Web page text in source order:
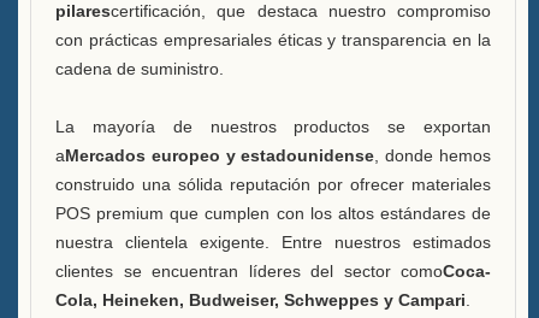
pilarescertificación, que destaca nuestro compromiso
con prácticas empresariales éticas y transparencia en la
cadena de suministro.
La mayoría de nuestros productos se exportan
aMercados europeo y estadounidense , donde hemos
construido una sólida reputación por ofrecer materiales
POS premium que cumplen con los altos estándares de
nuestra clientela exigente. Entre nuestros estimados
clientes se encuentran líderes del sector comoCoca-
Cola, Heineken, Budweiser, Schweppes y Campari